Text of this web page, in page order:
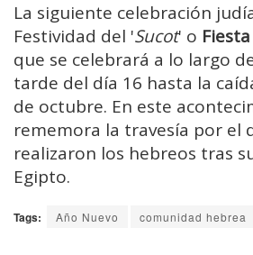
La siguiente celebración
Festividad del 'Sucot' o
que se celebrará a lo largo
tarde del día 16 hasta la
de octubre. En este
rememora la travesía por el
realizaron los hebreos tras
Egipto.
Tags: Año Nuevo comunidad hebrea